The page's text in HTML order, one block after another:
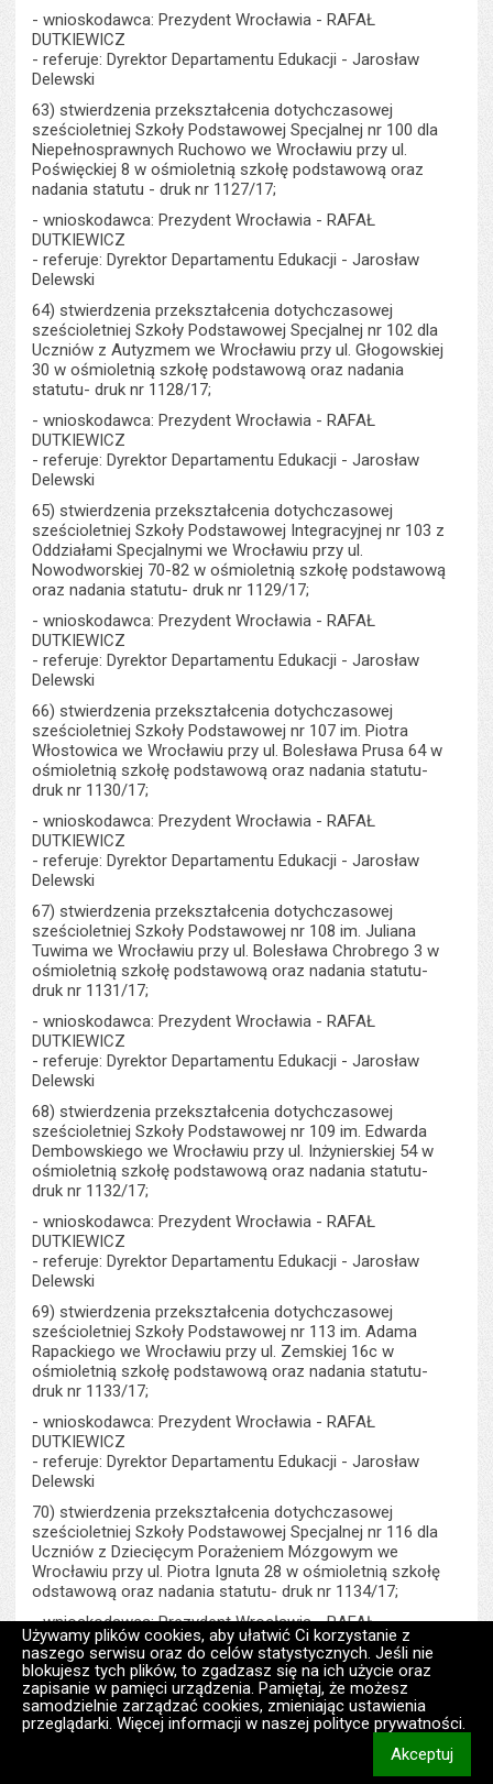
Używamy plików cookies, aby ułatwić Ci korzystanie z
naszego serwisu oraz do celów statystycznych. Jeśli nie
blokujesz tych plików, to zgadzasz się na ich użycie oraz
zapisanie w pamięci urządzenia. Pamiętaj, że możesz
samodzielnie zarządzać cookies, zmieniając ustawienia
przeglądarki. Więcej informacji w naszej polityce prywatności.
Akceptuj
- wnioskodawca: Prezydent Wrocławia - RAFAŁ
DUTKIEWICZ
- referuje: Dyrektor Departamentu Edukacji - Jarosław
Delewski
63) stwierdzenia przekształcenia dotychczasowej
sześcioletniej Szkoły Podstawowej Specjalnej nr 100 dla
Niepełnosprawnych Ruchowo we Wrocławiu przy ul.
Poświęckiej 8 w ośmioletnią szkołę podstawową oraz
nadania statutu - druk nr 1127/17;
- wnioskodawca: Prezydent Wrocławia - RAFAŁ
DUTKIEWICZ
- referuje: Dyrektor Departamentu Edukacji - Jarosław
Delewski
64) stwierdzenia przekształcenia dotychczasowej
sześcioletniej Szkoły Podstawowej Specjalnej nr 102 dla
Uczniów z Autyzmem we Wrocławiu przy ul. Głogowskiej
30 w ośmioletnią szkołę podstawową oraz nadania
statutu- druk nr 1128/17;
- wnioskodawca: Prezydent Wrocławia - RAFAŁ
DUTKIEWICZ
- referuje: Dyrektor Departamentu Edukacji - Jarosław
Delewski
65) stwierdzenia przekształcenia dotychczasowej
sześcioletniej Szkoły Podstawowej Integracyjnej nr 103 z
Oddziałami Specjalnymi we Wrocławiu przy ul.
Nowodworskiej 70-82 w ośmioletnią szkołę podstawową
oraz nadania statutu- druk nr 1129/17;
- wnioskodawca: Prezydent Wrocławia - RAFAŁ
DUTKIEWICZ
- referuje: Dyrektor Departamentu Edukacji - Jarosław
Delewski
66) stwierdzenia przekształcenia dotychczasowej
sześcioletniej Szkoły Podstawowej nr 107 im. Piotra
Włostowica we Wrocławiu przy ul. Bolesława Prusa 64 w
ośmioletnią szkołę podstawową oraz nadania statutu-
druk nr 1130/17;
- wnioskodawca: Prezydent Wrocławia - RAFAŁ
DUTKIEWICZ
- referuje: Dyrektor Departamentu Edukacji - Jarosław
Delewski
67) stwierdzenia przekształcenia dotychczasowej
sześcioletniej Szkoły Podstawowej nr 108 im. Juliana
Tuwima we Wrocławiu przy ul. Bolesława Chrobrego 3 w
ośmioletnią szkołę podstawową oraz nadania statutu-
druk nr 1131/17;
- wnioskodawca: Prezydent Wrocławia - RAFAŁ
DUTKIEWICZ
- referuje: Dyrektor Departamentu Edukacji - Jarosław
Delewski
68) stwierdzenia przekształcenia dotychczasowej
sześcioletniej Szkoły Podstawowej nr 109 im. Edwarda
Dembowskiego we Wrocławiu przy ul. Inżynierskiej 54 w
ośmioletnią szkołę podstawową oraz nadania statutu-
druk nr 1132/17;
- wnioskodawca: Prezydent Wrocławia - RAFAŁ
DUTKIEWICZ
- referuje: Dyrektor Departamentu Edukacji - Jarosław
Delewski
69) stwierdzenia przekształcenia dotychczasowej
sześcioletniej Szkoły Podstawowej nr 113 im. Adama
Rapackiego we Wrocławiu przy ul. Zemskiej 16c w
ośmioletnią szkołę podstawową oraz nadania statutu-
druk nr 1133/17;
- wnioskodawca: Prezydent Wrocławia - RAFAŁ
DUTKIEWICZ
- referuje: Dyrektor Departamentu Edukacji - Jarosław
Delewski
70) stwierdzenia przekształcenia dotychczasowej
sześcioletniej Szkoły Podstawowej Specjalnej nr 116 dla
Uczniów z Dziecięcym Porażeniem Mózgowym we
Wrocławiu przy ul. Piotra Ignuta 28 w ośmioletnią szkołę
odstawową oraz nadania statutu- druk nr 1134/17;
- wnioskodawca: Prezydent Wrocławia - RAFAŁ
DUTKIEWICZ
- referuje: Dyrektor Departamentu Edukacji - Jarosław
Delewski
71) stwierdzenia przekształcenia dotychczasowej
sześcioletniej Szkoły Podstawowej nr 118 im. Płk pil.
Bolesława Orlińskiego we Wrocławiu przy Bulwarze Ikara
19 w ośmioletnią szkołę podstawową oraz nadania statutu